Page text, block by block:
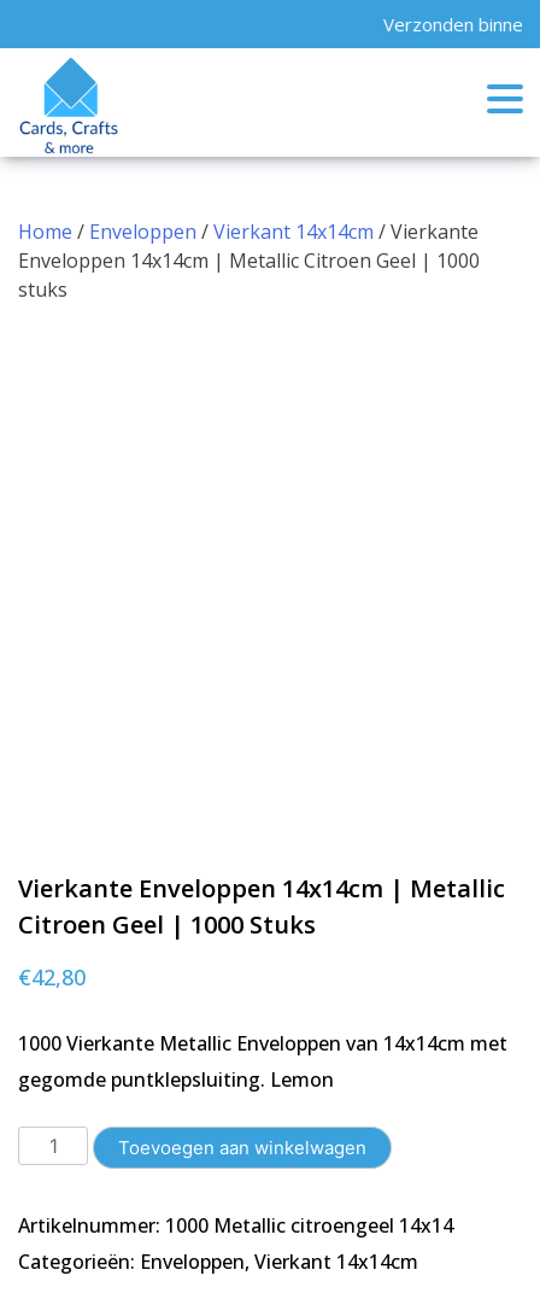
to
content
Verzonden binnen
Home / Enveloppen /Vierkant 14x14cm / Vierkante
Enveloppen 14x14cm | Metallic Citroen Geel | 1000
stuks
Vierkante Enveloppen 14x14cm | Metallic
Citroen Geel | 1000 Stuks
€42,80
1000 Vierkante Metallic Enveloppen van 14x14cm met
gegomde puntklepsluiting. Lemon
Vierkante
Enveloppen
|
Metallic
Toevoegen aan winkelwagen
Artikelnummer: 1000 Metallic citroengeel 14x14
Categorieën: Enveloppen, Vierkant 14x14cm